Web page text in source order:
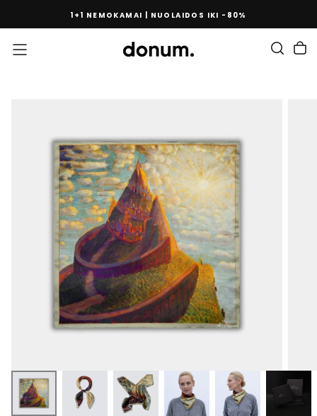
TURINIO
1+1 NEMOKAMAI | NUOLAIDOS IKI -80%